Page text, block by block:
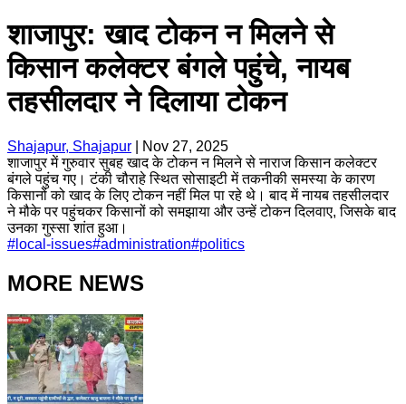
शाजापुर: खाद टोकन न मिलने से
किसान कलेक्टर बंगले पहुंचे, नायब
तहसीलदार ने दिलाया टोकन
Shajapur, Shajapur
Nov 27, 2025
शाजापुर में गुरुवार सुबह खाद के टोकन न मिलने से नाराज किसान कलेक्टर
बंगले पहुंच गए। टंकी चौराहे स्थित सोसाइटी में तकनीकी समस्या के कारण
किसानों को खाद के लिए टोकन नहीं मिल पा रहे थे। बाद में नायब तहसीलदार
ने मौके पर पहुंचकर किसानों को समझाया और उन्हें टोकन दिलवाए, जिसके बाद
उनका गुस्सा शांत हुआ।
# local-issues#administration#politics
MORE NEWS